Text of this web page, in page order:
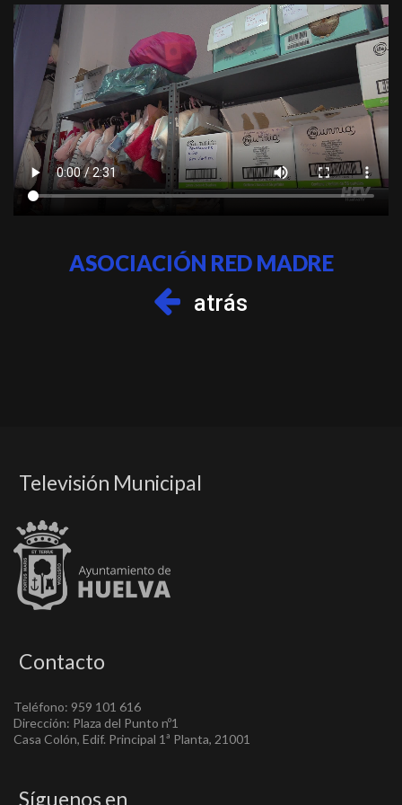
ASOCIACIÓN RED MADRE
atrás
Televisión Municipal
Contacto
Teléfono: 959 101 616
Dirección: Plaza del Punto nº1
Casa Colón, Edif. Principal 1ª Planta, 21001
Síguenos en